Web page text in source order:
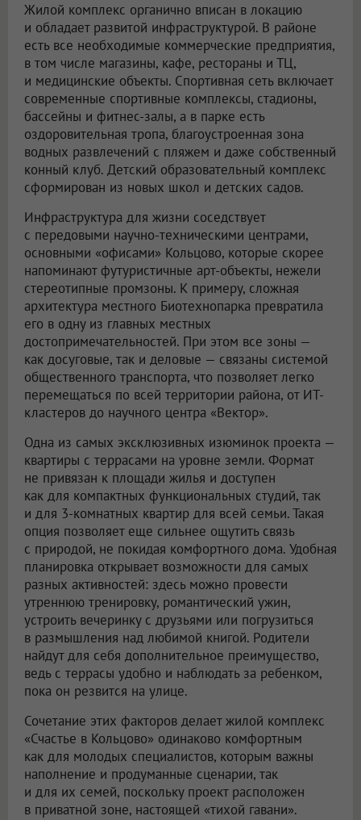
Жилой комплекс органично вписан в локацию
и обладает развитой инфраструктурой. В районе
есть все необходимые коммерческие предприятия,
в том числе магазины, кафе, рестораны и ТЦ,
и медицинские объекты. Спортивная сеть включает
современные спортивные комплексы, стадионы,
бассейны и фитнес-залы, а в парке есть
оздоровительная тропа, благоустроенная зона
водных развлечений с пляжем и даже собственный
конный клуб. Детский образовательный комплекс
сформирован из новых школ и детских садов.
Инфраструктура для жизни соседствует
с передовыми научно-техническими центрами,
основными «офисами» Кольцово, которые скорее
напоминают футуристичные арт-объекты, нежели
стереотипные промзоны. К примеру, сложная
архитектура местного Биотехнопарка превратила
его в одну из главных местных
достопримечательностей. При этом все зоны —
как досуговые, так и деловые — связаны системой
общественного транспорта, что позволяет легко
перемещаться по всей территории района, от ИТ-
кластеров до научного центра «Вектор».
Одна из самых эксклюзивных изюминок проекта —
квартиры с террасами на уровне земли. Формат
не привязан к площади жилья и доступен
как для компактных функциональных студий, так
и для 3-комнатных квартир для всей семьи. Такая
опция позволяет еще сильнее ощутить связь
с природой, не покидая комфортного дома. Удобная
планировка открывает возможности для самых
разных активностей: здесь можно провести
утреннюю тренировку, романтический ужин,
устроить вечеринку с друзьями или погрузиться
в размышления над любимой книгой. Родители
найдут для себя дополнительное преимущество,
ведь с террасы удобно и наблюдать за ребенком,
пока он резвится на улице.
Сочетание этих факторов делает жилой комплекс
«Счастье в Кольцово» одинаково комфортным
как для молодых специалистов, которым важны
наполнение и продуманные сценарии, так
и для их семей, поскольку проект расположен
в приватной зоне, настоящей «тихой гавани».